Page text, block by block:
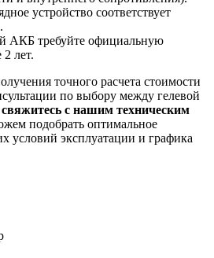
устройство соответствует
АКБ требуйте официальную
лет.
точного расчета стоимости
по выбору между гелевой
свяжитесь с нашим техническим
подобрать оптимальное
условий эксплуатации и графика